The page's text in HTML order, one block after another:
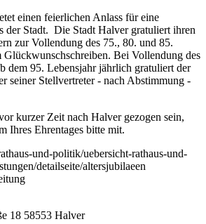
einen feierlichen Anlass für eine
der Stadt. Die Stadt Halver gratuliert ihren
zur Vollendung des 75., 80. und 85.
Glückwunschschreiben. Bei Vollendung des
dem 95. Lebensjahr jährlich gratuliert der
seiner Stellvertreter - nach Abstimmung -
kurzer Zeit nach Halver gezogen sein,
Ihres Ehrentages bitte mit.
und-politik/uebersicht-rathaus-und-
detailseite/altersjubilaeen
18 58553 Halver